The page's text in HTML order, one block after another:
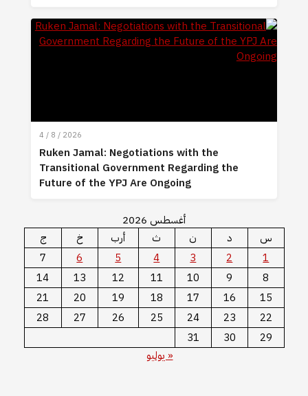
4 / 8 / 2026
Ruken Jamal: Negotiations with the
Transitional Government Regarding the
Future of the YPJ Are Ongoing
أغسطس 2026
س
د ن ث أرب خ
ج
1
2
3
4
5
6
7
8
9
10
11
12
13
14
15
16
17
18
19
20
21
22
23
24
25
26
27
28
29
30
31
« يوليو